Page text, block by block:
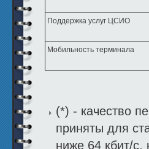
Поддержка услуг ЦСИО
Мобильность терминала
(*) - качество
приняты для
ниже 64 кбит/с,